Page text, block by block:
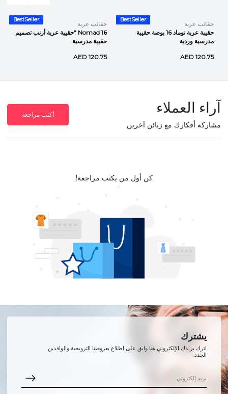
BestSeller
حقائب عربة
حقيبة عربة نوماد 16 بوصة حقيبة
مدرسية وردية
AED 120.75
BestSeller
حقائب عربة
Nomad 16 "حقيبة عربة أرنب تصميم
حقيبة مدرسية
AED 120.75
آراء العملاء
مشاركة أفكارك مع زبائن آخرين
أكتب مراجعة
كن أول من يكتب مراجعة!
يشترك
اترك بريدك الإلكتروني هنا وابق على اطلاع بعروضنا الترويجية والوافدين
الجدد.